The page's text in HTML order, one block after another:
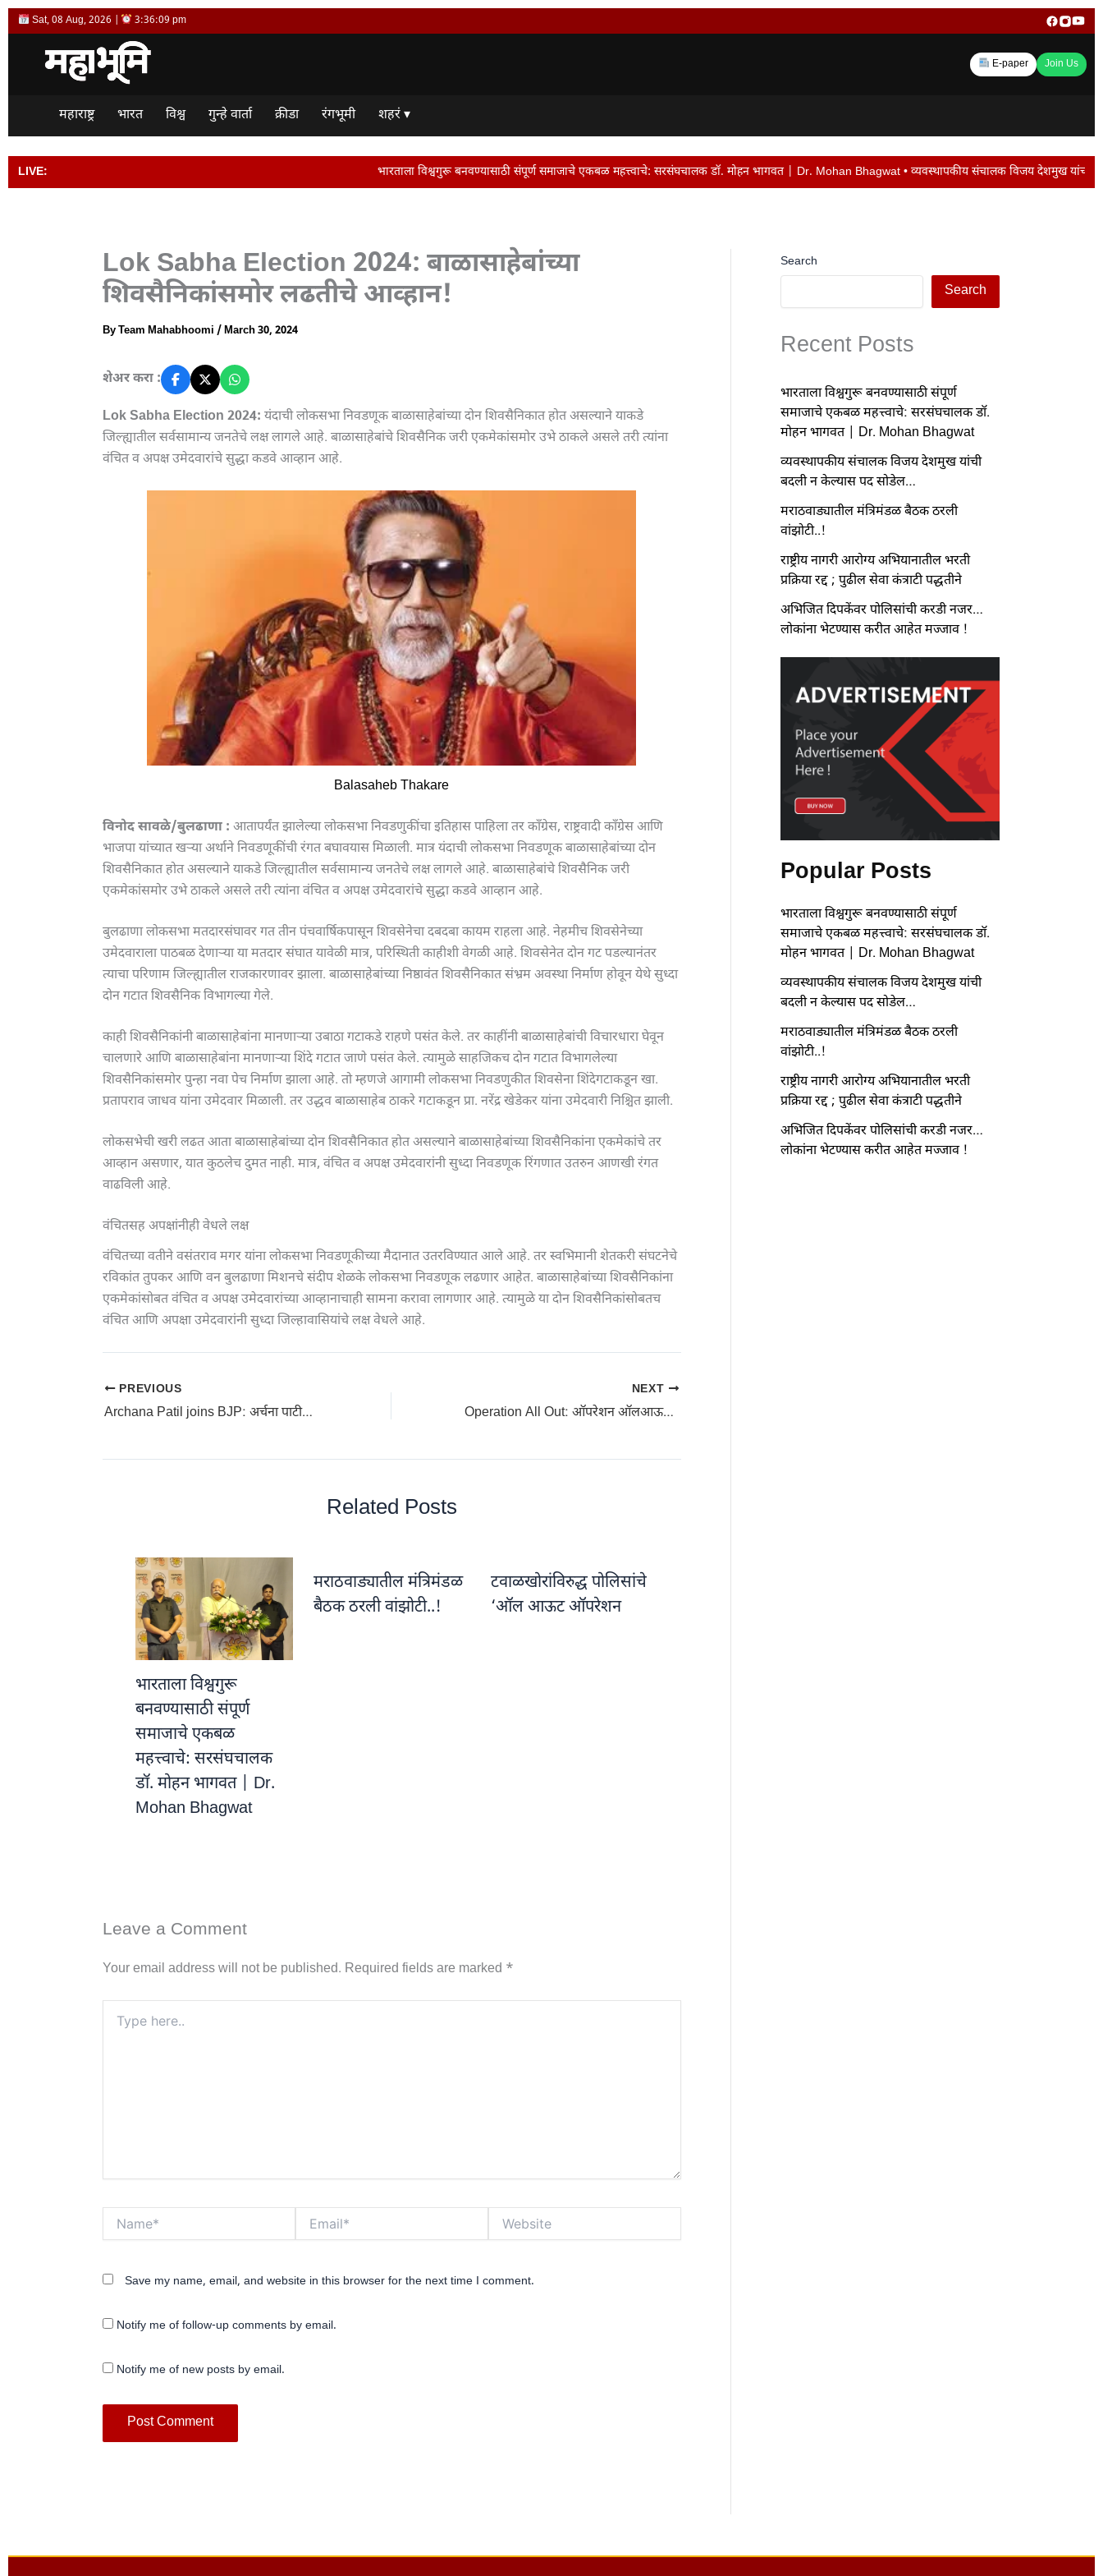
Skip
to
Sat, 08 Aug, 2026 | 3:36:10 pm
E-paper Join Us
महाराष्ट्र भारत विश्व गुन्हे वार्ता क्रीडा रंगभूमी शहरं ▾
LIVE: भारताला विश्वगुरू बनवण्यासाठी संपूर्ण समाजाचे एकबळ महत्त्वाचे: सरसंघचालक डॉ. मोहन भागवत | Dr. Mohan Bhagwat • व्यवस्थापकीय संचालक विजय देशमुख यांची बदली न केल्यास पद सोडेल… •
Lok Sabha Election 2024: बाळासाहेबांच्या
शिवसैनिकांसमोर लढतीचे आव्हान!
ByTeam Mahabhoomi /March 30, 2024
शेअर करा :
Lok Sabha Election 2024: यंदाची लोकसभा निवडणूक बाळासाहेबांच्या दोन शिवसैनिकात होत असल्याने याकडे
जिल्ह्यातील सर्वसामान्य जनतेचे लक्ष लागले आहे. बाळासाहेबांचे शिवसैनिक जरी एकमेकांसमोर उभे ठाकले असले तरी त्यांना
वंचित व अपक्ष उमेदवारांचे सुद्धा कडवे आव्हान आहे.
Balasaheb Thakare
विनोद सावळे/बुलढाणा : आतापर्यंत झालेल्या लोकसभा निवडणुकींचा इतिहास पाहिला तर काँग्रेस, राष्ट्रवादी काँग्रेस आणि
भाजपा यांच्यात खऱ्या अर्थाने निवडणूकींची रंगत बघावयास मिळाली. मात्र यंदाची लोकसभा निवडणूक बाळासाहेबांच्या दोन
शिवसैनिकात होत असल्याने याकडे जिल्ह्यातील सर्वसामान्य जनतेचे लक्ष लागले आहे. बाळासाहेबांचे शिवसैनिक जरी
एकमेकांसमोर उभे ठाकले असले तरी त्यांना वंचित व अपक्ष उमेदवारांचे सुद्धा कडवे आव्हान आहे.
बुलढाणा लोकसभा मतदारसंघावर गत तीन पंचवार्षिकपासून शिवसेनेचा दबदबा कायम राहला आहे. नेहमीच शिवसेनेच्या
उमेदवाराला पाठबळ देणाऱ्या या मतदार संघात यावेळी मात्र, परिस्थिती काहीशी वेगळी आहे. शिवसेनेत दोन गट पडल्यानंतर
त्याचा परिणाम जिल्ह्यातील राजकारणावर झाला. बाळासाहेबांच्या निष्ठावंत शिवसैनिकात संभ्रम अवस्था निर्माण होवून येथे सुध्दा
दोन गटात शिवसैनिक विभागल्या गेले.
काही शिवसैनिकांनी बाळासाहेबांना मानणाऱ्या उबाठा गटाकडे राहणे पसंत केले. तर काहींनी बाळासाहेबांची विचारधारा घेवून
चालणारे आणि बाळासाहेबांना मानणाऱ्या शिंदे गटात जाणे पसंत केले. त्यामुळे साहजिकच दोन गटात विभागलेल्या
शिवसैनिकांसमोर पुन्हा नवा पेच निर्माण झाला आहे. तो म्हणजे आगामी लोकसभा निवडणुकीत शिवसेना शिंदेगटाकडून खा.
प्रतापराव जाधव यांना उमेदवार मिळाली. तर उद्धव बाळासाहेब ठाकरे गटाकडून प्रा. नरेंद्र खेडेकर यांना उमेदवारी निश्चित झाली.
लोकसभेची खरी लढत आता बाळासाहेबांच्या दोन शिवसैनिकात होत असल्याने बाळासाहेबांच्या शिवसैनिकांना एकमेकांचे तर
आव्हान असणार, यात कुठलेच दुमत नाही. मात्र, वंचित व अपक्ष उमेदवारांनी सुध्दा निवडणूक रिंगणात उतरुन आणखी रंगत
वाढविली आहे.
वंचितसह अपक्षांनीही वेधले लक्ष
वंचितच्या वतीने वसंतराव मगर यांना लोकसभा निवडणूकीच्या मैदानात उतरविण्यात आले आहे. तर स्वभिमानी शेतकरी संघटनेचे
रविकांत तुपकर आणि वन बुलढाणा मिशनचे संदीप शेळके लोकसभा निवडणूक लढणार आहेत. बाळासाहेबांच्या शिवसैनिकांना
एकमेकांसोबत वंचित व अपक्ष उमेदवारांच्या आव्हानाचाही सामना करावा लागणार आहे. त्यामुळे या दोन शिवसैनिकांसोबतच
वंचित आणि अपक्षा उमेदवारांनी सुध्दा जिल्हावासियांचे लक्ष वेधले आहे.
PREVIOUS
Archana Patil joins BJP: अर्चना पाटील यांचा भाजपमध्ये प्रवेश; निवडणुकीपुर्वीच काँग्रेसला मोठा धक्का!
NEXT
Operation All Out: ऑपरेशन ऑलआऊट अंतर्गत जाफ्राबाद पोलिसांची जुगार, दारु अड्ड्यांवर कारवाई
Related Posts
भारताला विश्वगुरू
बनवण्यासाठी संपूर्ण
समाजाचे एकबळ
महत्त्वाचे: सरसंघचालक
डॉ. मोहन भागवत | Dr.
Mohan Bhagwat
मराठवाड्यातील मंत्रिमंडळ
बैठक ठरली वांझोटी..!
टवाळखोरांविरुद्ध पोलिसांचे
‘ऑल आऊट ऑपरेशन
Leave a Comment
Your email address will not be published. Required fields are marked *
here..
Save my name, email, and website in this browser for the next time I comment.
Notify me of follow-up comments by email.
Notify me of new posts by email.
Search
Search
Recent Posts
भारताला विश्वगुरू बनवण्यासाठी संपूर्ण
समाजाचे एकबळ महत्त्वाचे: सरसंघचालक डॉ.
मोहन भागवत | Dr. Mohan Bhagwat
व्यवस्थापकीय संचालक विजय देशमुख यांची
बदली न केल्यास पद सोडेल…
मराठवाड्यातील मंत्रिमंडळ बैठक ठरली
वांझोटी..!
राष्ट्रीय नागरी आरोग्य अभियानातील भरती
प्रक्रिया रद्द ; पुढील सेवा कंत्राटी पद्धतीने
अभिजित दिपकेंवर पोलिसांची करडी नजर…
लोकांना भेटण्यास करीत आहेत मज्जाव !
Popular Posts
भारताला विश्वगुरू बनवण्यासाठी संपूर्ण
समाजाचे एकबळ महत्त्वाचे: सरसंघचालक डॉ.
मोहन भागवत | Dr. Mohan Bhagwat
व्यवस्थापकीय संचालक विजय देशमुख यांची
बदली न केल्यास पद सोडेल…
मराठवाड्यातील मंत्रिमंडळ बैठक ठरली
वांझोटी..!
राष्ट्रीय नागरी आरोग्य अभियानातील भरती
प्रक्रिया रद्द ; पुढील सेवा कंत्राटी पद्धतीने
अभिजित दिपकेंवर पोलिसांची करडी नजर…
लोकांना भेटण्यास करीत आहेत मज्जाव !